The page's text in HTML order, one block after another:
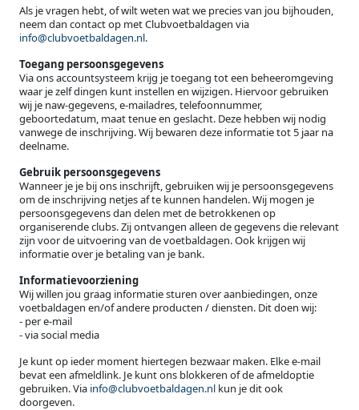
Als je vragen hebt, of wilt weten wat we precies van jou bijhouden,
neem dan contact op met Clubvoetbaldagen via
info@clubvoetbaldagen.nl.
Toegang persoonsgegevens
Via ons accountsysteem krijg je toegang tot een beheeromgeving
waar je zelf dingen kunt instellen en wijzigen. Hiervoor gebruiken
wij je naw-gegevens, e-mailadres, telefoonnummer,
geboortedatum, maat tenue en geslacht. Deze hebben wij nodig
vanwege de inschrijving. Wij bewaren deze informatie tot 5 jaar na
deelname.
Gebruik persoonsgegevens
Wanneer je je bij ons inschrijft, gebruiken wij je persoonsgegevens
om de inschrijving netjes af te kunnen handelen. Wij mogen je
persoonsgegevens dan delen met de betrokkenen op
organiserende clubs. Zij ontvangen alleen de gegevens die relevant
zijn voor de uitvoering van de voetbaldagen. Ook krijgen wij
informatie over je betaling van je bank.
Informatievoorziening
Wij willen jou graag informatie sturen over aanbiedingen, onze
voetbaldagen en/of andere producten / diensten. Dit doen wij:
- per e-mail
- via social media
Je kunt op ieder moment hiertegen bezwaar maken. Elke e-mail
bevat een afmeldlink. Je kunt ons blokkeren of de afmeldoptie
gebruiken. Via info@clubvoetbaldagen.nl kun je dit ook
doorgeven.